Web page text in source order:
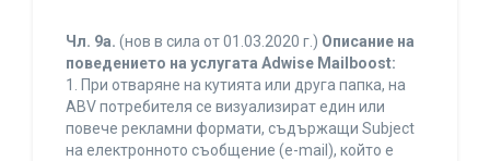
Чл. 9а. (нов в сила от 01.03.2020 г.) Описание на
поведението на услугата Adwise Mailboost:
1. При отваряне на кутията или друга папка, на
ABV потребителя се визуализират един или
повече рекламни формати, съдържащи Subject
на електронното съобщение (e-mail), който е